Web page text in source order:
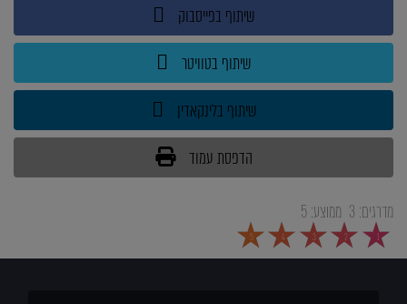
שיתוף בפייסבוק
שיתוף בטוויטר
שיתוף בלינקאדין
הדפסת עמוד
מדרגים: 3 ממוצע:5
1
2
3
4
5